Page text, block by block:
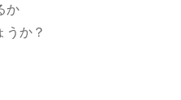
か
うか？